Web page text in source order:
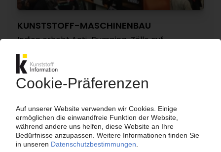
KUNSTSTOFF-MASCHINENBAU
Indien erhebt Anti-Dumping-Zölle auf
hydraulische Spritzgießmaschinen aus China
und Taiwan